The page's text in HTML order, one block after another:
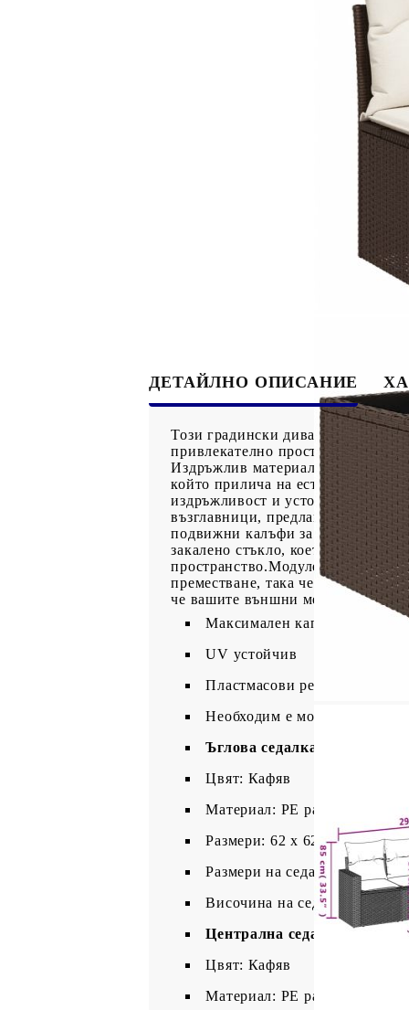
ДЕТАЙЛНО ОПИСАНИЕ
Този градински диван е
привлекателно пространство за
Издръжлив материал: PE ратан,
който прилича на естествен
издръжливост и устойчивост на
възглавници, предлага удобство
подвижни калъфи за лесно пране
закалено стъкло, което улеснява
пространство.Модулен дизайн:
преместване, така че можете да
че вашите външни мебели ще
Максимален капацитет на
UV устойчив
Пластмасови регулируеми
Необходим е монтаж
Ъглова седалка:
Цвят: Кафяв
Материал: PE ратан,
Размери: 62 x 62 x 69 см (Ш
Размери на седалката: 55 x
Височина на седалката от
Централна седалка:
Цвят: Кафяв
Материал: PE ратан,